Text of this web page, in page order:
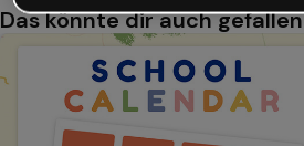
Das könnte dir auch gefallen